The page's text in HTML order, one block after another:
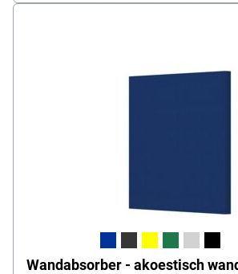
Wandabsorber - akoestisch